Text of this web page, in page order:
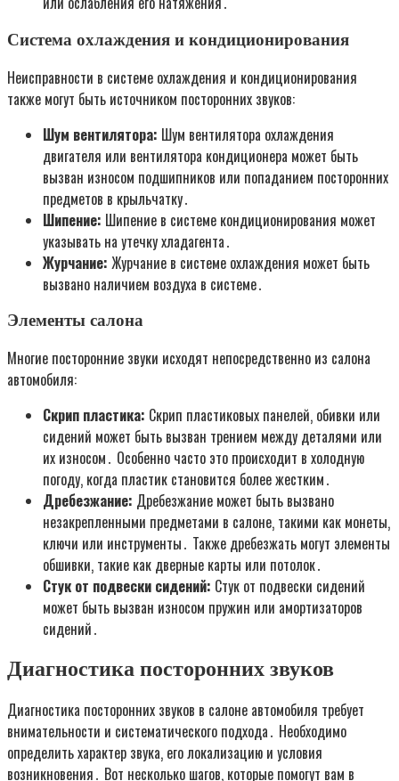
Система охлаждения и кондиционирования
Неисправности в системе охлаждения и кондиционирования
также могут быть источником посторонних звуков:
Шум вентилятора: Шум вентилятора охлаждения
двигателя или вентилятора кондиционера может быть
вызван износом подшипников или попаданием посторонних
предметов в крыльчатку․
Шипение: Шипение в системе кондиционирования может
указывать на утечку хладагента․
Журчание: Журчание в системе охлаждения может быть
вызвано наличием воздуха в системе․
Элементы салона
Многие посторонние звуки исходят непосредственно из салона
автомобиля:
Скрип пластика: Скрип пластиковых панелей‚ обивки или
сидений может быть вызван трением между деталями или
их износом․ Особенно часто это происходит в холодную
погоду‚ когда пластик становится более жестким․
Дребезжание: Дребезжание может быть вызвано
незакрепленными предметами в салоне‚ такими как монеты‚
ключи или инструменты․ Также дребезжать могут элементы
обшивки‚ такие как дверные карты или потолок․
Стук от подвески сидений: Стук от подвески сидений
может быть вызван износом пружин или амортизаторов
сидений․
Диагностика посторонних звуков
Диагностика посторонних звуков в салоне автомобиля требует
внимательности и систематического подхода․ Необходимо
определить характер звука‚ его локализацию и условия
возникновения․ Вот несколько шагов‚ которые помогут вам в